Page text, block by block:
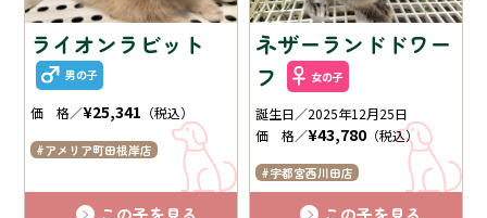
ライオンラビット
男の子
価 格／¥25,341 （税込）
アメリア町田根岸店
ネザーランドドワー
フ
女の子
誕生日／2025年12月25日
価 格／¥43,780 （税込）
宇都宮西川田店